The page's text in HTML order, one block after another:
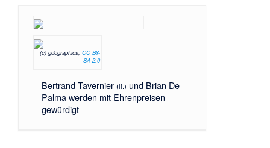
(c) gdcgraphics,CC BY-
SA 2.0
Bertrand Tavernier (li.) und Brian De
Palma werden mit Ehrenpreisen
gewürdigt